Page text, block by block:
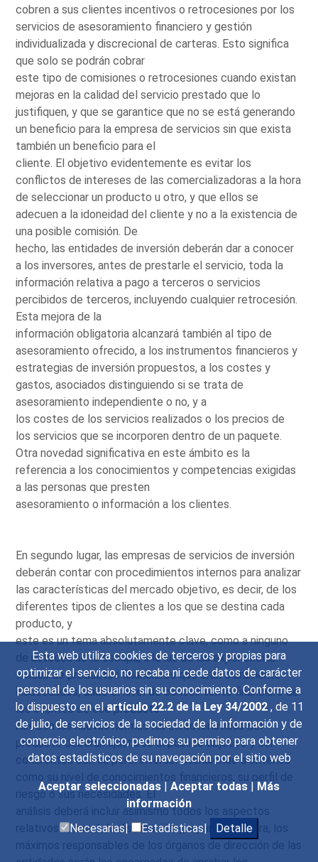
Esta web utiliza cookies de terceros y propias para
optimizar el servicio, no recaba ni cede datos de carácter
personal de los usuarios sin su conocimiento. Conforme a
lo dispuesto en elartículo 22.2 de la Ley 34/2002 , de 11
de julio, de servicios de la sociedad de la información y de
comercio electrónico, pedimos su permiso para obtener
datos estadísticos de su navegación por el sitio web
Aceptar seleccionadas | Aceptar todas | Más
información
Necesarias|
Estadísticas| Detalle
cobren a sus clientes incentivos o retrocesiones por los
servicios de asesoramiento financiero y gestión
individualizada y discrecional de carteras. Esto significa
que solo se podrán cobrar
este tipo de comisiones o retrocesiones cuando existan
mejoras en la calidad del servicio prestado que lo
justifiquen, y que se garantice que no se está generando
un beneficio para la empresa de servicios sin que exista
también un beneficio para el
cliente. El objetivo evidentemente es evitar los
conflictos de intereses de las comercializadoras a la hora
de seleccionar un producto u otro, y que ellos se
adecuen a la idoneidad del cliente y no a la existencia de
una posible comisión. De
hecho, las entidades de inversión deberán dar a conocer
a los inversores, antes de prestarle el servicio, toda la
información relativa a pago a terceros o servicios
percibidos de terceros, incluyendo cualquier retrocesión.
Esta mejora de la
información obligatoria alcanzará también al tipo de
asesoramiento ofrecido, a los instrumentos financieros y
estrategias de inversión propuestos, a los costes y
gastos, asociados distinguiendo si se trata de
asesoramiento independiente o no, y a
los costes de los servicios realizados o los precios de
los servicios que se incorporen dentro de un paquete.
Otra novedad significativa en este ámbito es la
referencia a los conocimientos y competencias exigidas
a las personas que presten
asesoramiento o información a los clientes.
En segundo lugar, las empresas de servicios de inversión
deberán contar con procedimientos internos para analizar
las características del mercado objetivo, es decir, de los
diferentes tipos de clientes a los que se destina cada
producto, y
este es un tema absolutamente clave, como a ninguno
de ustedes se le escapa, a la luz de las experiencias
vividas de productos financieros que eran claramente
inadecuados, dado el nivel de conocimiento financiero de
los clientes de ese producto.
Así, con las nuevas normas las características del
producto deberán ajustarse al público objetivo y ser
coherentes con su perfil inversor atendiendo a criterios
como su nivel de conocimientos financieros, su perfil de
riesgo o sus necesidades. El
análisis deberá incluir asimismo todos los aspectos
relativos al canal de distribución y, a partir de ahora, los
máximos responsables de los órganos de dirección de las